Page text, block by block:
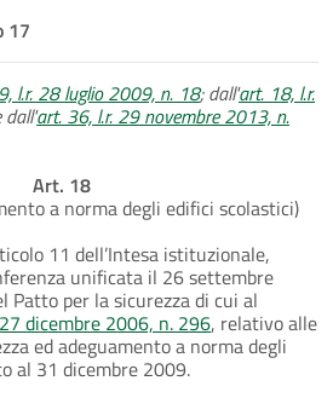
17
l.r. 28 luglio 2009, n. 18; dall'art. 18, l.r.
dall'art. 36, l.r. 29 novembre 2013, n.
Art. 18
a norma degli edifici scolastici)
11 dell’Intesa istituzionale,
unificata il 26 settembre
Patto per la sicurezza di cui al
dicembre 2006, n. 296, relativo alle
ed adeguamento a norma degli
al 31 dicembre 2009.